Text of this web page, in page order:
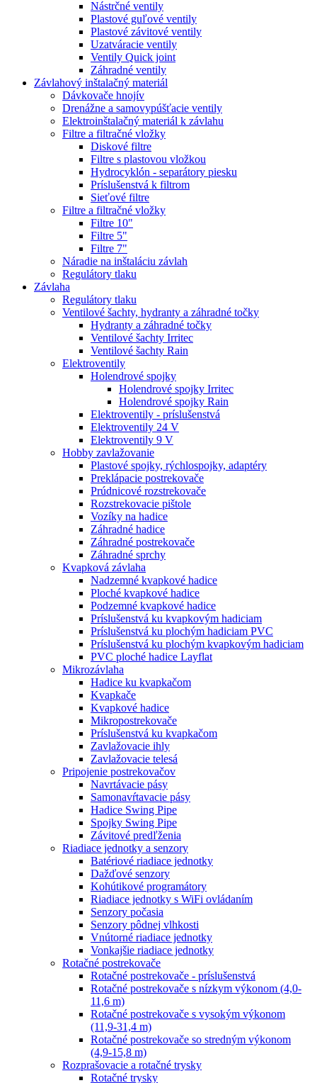
Nástrčné ventily
Plastové guľové ventily
Plastové závitové ventily
Uzatváracie ventily
Ventily Quick joint
Záhradné ventily
Závlahový inštalačný materiál
Dávkovače hnojív
Drenážne a samovypúšťacie ventily
Elektroinštalačný materiál k závlahu
Filtre a filtračné vložky
Diskové filtre
Filtre s plastovou vložkou
Hydrocyklón - separátory piesku
Príslušenstvá k filtrom
Sieťové filtre
Filtre a filtračné vložky
Filtre 10"
Filtre 5"
Filtre 7"
Náradie na inštaláciu závlah
Regulátory tlaku
Závlaha
Regulátory tlaku
Ventilové šachty, hydranty a záhradné točky
Hydranty a záhradné točky
Ventilové šachty Irritec
Ventilové šachty Rain
Elektroventily
Holendrové spojky
Holendrové spojky Irritec
Holendrové spojky Rain
Elektroventily - príslušenstvá
Elektroventily 24 V
Elektroventily 9 V
Hobby zavlažovanie
Plastové spojky, rýchlospojky, adaptéry
Preklápacie postrekovače
Prúdnicové rozstrekovače
Rozstrekovacie pištole
Vozíky na hadice
Záhradné hadice
Záhradné postrekovače
Záhradné sprchy
Kvapková závlaha
Nadzemné kvapkové hadice
Ploché kvapkové hadice
Podzemné kvapkové hadice
Príslušenstvá ku kvapkovým hadiciam
Príslušenstvá ku plochým hadiciam PVC
Príslušenstvá ku plochým kvapkovým hadiciam
PVC ploché hadice Layflat
Mikrozávlaha
Hadice ku kvapkačom
Kvapkače
Kvapkové hadice
Mikropostrekovače
Príslušenstvá ku kvapkačom
Zavlažovacie ihly
Zavlažovacie telesá
Pripojenie postrekovačov
Navrtávacie pásy
Samonavŕtavacie pásy
Hadice Swing Pipe
Spojky Swing Pipe
Závitové predľženia
Riadiace jednotky a senzory
Batériové riadiace jednotky
Dažďové senzory
Kohútikové programátory
Riadiace jednotky s WiFi ovládaním
Senzory počasia
Senzory pôdnej vlhkosti
Vnútorné riadiace jednotky
Vonkajšie riadiace jednotky
Rotačné postrekovače
Rotačné postrekovače - príslušenstvá
Rotačné postrekovače s nízkym výkonom (4,0-
11,6 m)
Rotačné postrekovače s vysokým výkonom
(11,9-31,4 m)
Rotačné postrekovače so stredným výkonom
(4,9-15,8 m)
Rozprašovacie a rotačné trysky
Rotačné trysky